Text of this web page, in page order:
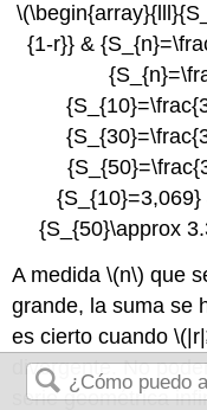
{1-r}} &
{S_{50}\approx
A medida\(n\) que
grande, la suma se
es cierto cuando
divergente. No
serie geométrica